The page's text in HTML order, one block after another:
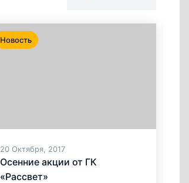
Новость
20 Октября, 2017
Осенние акции от ГК
«Рассвет»